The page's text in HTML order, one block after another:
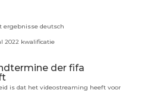
ergebnisse deutsch
2022 kwalificatie
der fifa
is dat het videostreaming heeft voor